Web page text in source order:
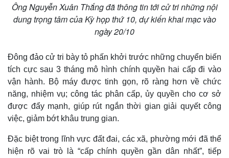
Ông Nguyễn Xuân Thắng đã thông tin tới cử tri những nội
dung trọng tâm của Kỳ họp thứ 10, dự kiến khai mạc vào
ngày 20/10
Đông đảo cử tri bày tỏ phấn khởi trước những chuyển biến
tích cực sau 3 tháng mô hình chính quyền hai cấp đi vào
vận hành. Bộ máy được tinh gọn, rõ ràng hơn về chức
năng, nhiệm vụ; công tác phân cấp, ủy quyền cho cơ sở
được đẩy mạnh, giúp rút ngắn thời gian giải quyết công
việc, giảm bớt khâu trung gian.
Đặc biệt trong lĩnh vực đất đai, các xã, phường mới đã thể
hiện rõ vai trò là “cấp chính quyền gần dân nhất”, tiếp